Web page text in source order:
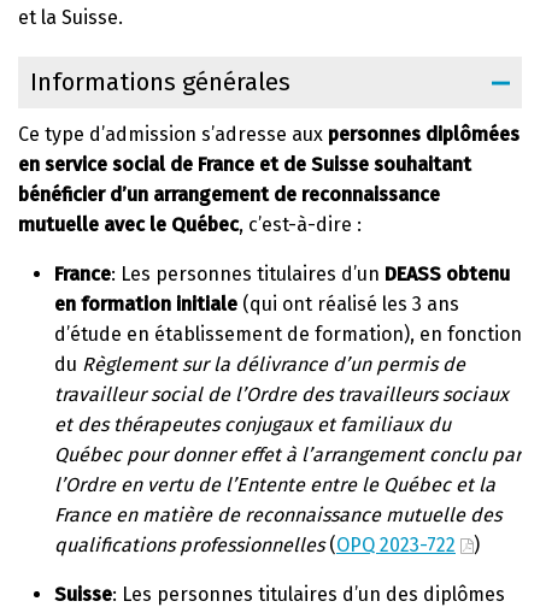
et la Suisse.
Informations générales
Ce type d’admission s’adresse aux personnes diplômées
en service social de France et de Suisse souhaitant
bénéficier d’un arrangement de reconnaissance
mutuelle avec le Québec, c’est-à-dire :
France: Les personnes titulaires d’un DEASS obtenu
en formation initiale (qui ont réalisé les 3 ans
d’étude en établissement de formation), en fonction
du Règlement sur la délivrance d’un permis de
travailleur social de l’Ordre des travailleurs sociaux
et des thérapeutes conjugaux et familiaux du
Québec pour donner effet à l’arrangement conclu par
l’Ordre en vertu de l’Entente entre le Québec et la
France en matière de reconnaissance mutuelle des
qualifications professionnelles(OPQ 2023-722 )
Suisse: Les personnes titulaires d’un des diplômes